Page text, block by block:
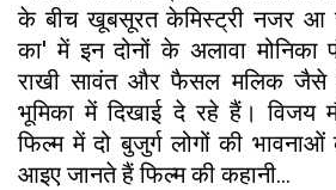
के बीच खूबसूरत केमिस्ट्री नजर आ
का' में इन दोनों के अलावा मोनिका
राखी सावंत और फैसल मलिक जैसे
भूमिका में दिखाई दे रहे हैं। विजय
फिल्म में दो बुजुर्ग लोगों की
आइए जानते हैं फिल्म की कहानी...